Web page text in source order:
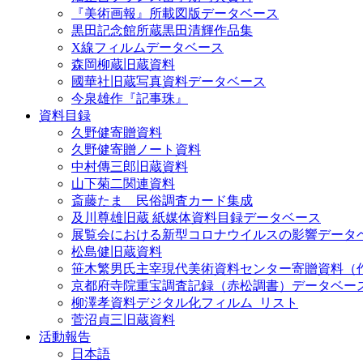
『美術画報』所載図版データベース
黒田記念館所蔵黒田清輝作品集
X線フィルムデータベース
森岡柳蔵旧蔵資料
國華社旧蔵写真資料データベース
今泉雄作『記事珠』
資料目録
久野健寄贈資料
久野健寄贈ノート資料
中村傳三郎旧蔵資料
山下菊二関連資料
斎藤たま 民俗調査カード集成
及川尊雄旧蔵 紙媒体資料目録データベース
展覧会における新型コロナウイルスの影響データ
松島健旧蔵資料
笹木繁男氏主宰現代美術資料センター寄贈資料（
京都府寺院重宝調査記録（赤松調書）データベー
柳澤孝資料デジタル化フィルム_リスト
菅沼貞三旧蔵資料
活動報告
日本語